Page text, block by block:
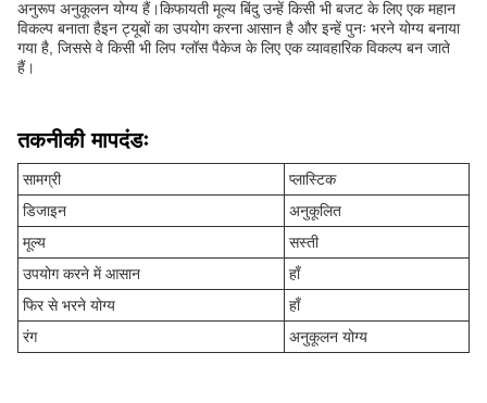
अनुरूप अनुकूलन योग्य हैं।किफायती मूल्य बिंदु उन्हें किसी भी बजट के लिए एक महान
विकल्प बनाता हैइन ट्यूबों का उपयोग करना आसान है और इन्हें पुनः भरने योग्य बनाया
गया है, जिससे वे किसी भी लिप ग्लॉस पैकेज के लिए एक व्यावहारिक विकल्प बन जाते
हैं।
तकनीकी मापदंडः
सामग्री
प्लास्टिक
डिजाइन
अनुकूलित
मूल्य
सस्ती
उपयोग करने में आसान
हाँ
फिर से भरने योग्य
हाँ
रंग
अनुकूलन योग्य